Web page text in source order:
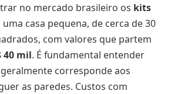
no mercado brasileiro os kits
uma casa pequena, de cerca de 30
com valores que partem
40 mil. É fundamental entender
corresponde aos
as paredes. Custos com